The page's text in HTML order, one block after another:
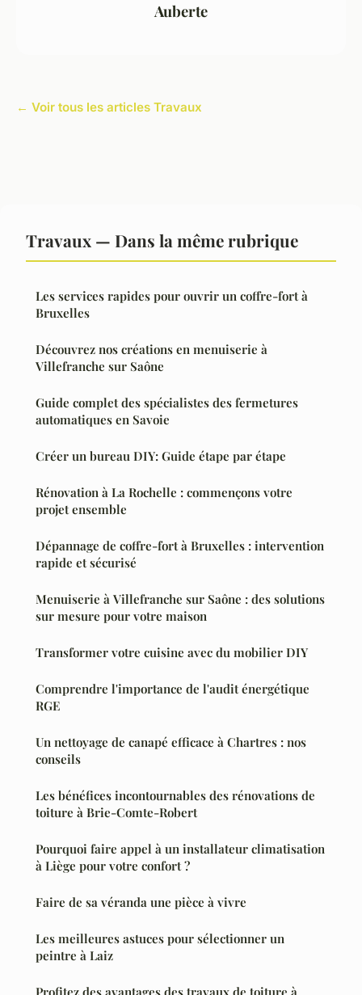
Auberte
← Voir tous les articles Travaux
Travaux — Dans la même rubrique
Les services rapides pour ouvrir un coffre-fort à
Bruxelles
Découvrez nos créations en menuiserie à
Villefranche sur Saône
Guide complet des spécialistes des fermetures
automatiques en Savoie
Créer un bureau DIY: Guide étape par étape
Rénovation à La Rochelle : commençons votre
projet ensemble
Dépannage de coffre-fort à Bruxelles : intervention
rapide et sécurisé
Menuiserie à Villefranche sur Saône : des solutions
sur mesure pour votre maison
Transformer votre cuisine avec du mobilier DIY
Comprendre l'importance de l'audit énergétique
RGE
Un nettoyage de canapé efficace à Chartres : nos
conseils
Les bénéfices incontournables des rénovations de
toiture à Brie-Comte-Robert
Pourquoi faire appel à un installateur climatisation
à Liège pour votre confort ?
Faire de sa véranda une pièce à vivre
Les meilleures astuces pour sélectionner un
peintre à Laiz
Profitez des avantages des travaux de toiture à